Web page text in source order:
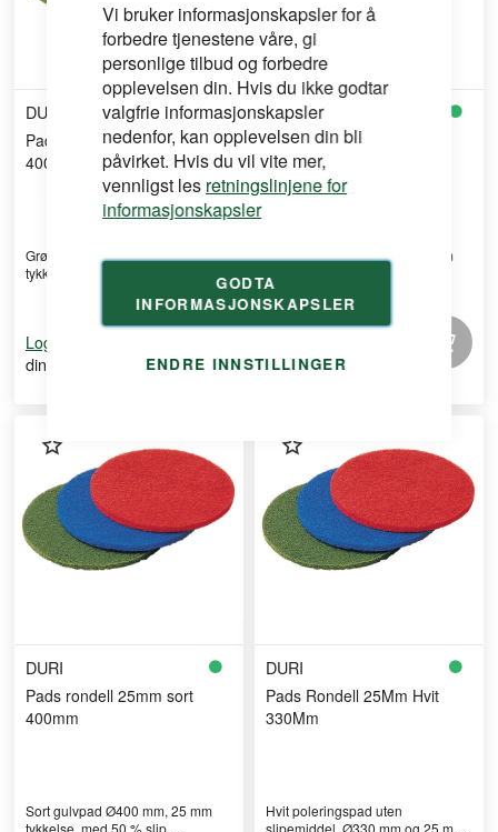
Vi bruker informasjonskapsler for å
forbedre tjenestene våre, gi
personlige tilbud og forbedre
opplevelsen din. Hvis du ikke godtar
valgfrie informasjonskapsler
nedenfor, kan opplevelsen din bli
påvirket. Hvis du vil vite mer,
vennligst les retningslinjene for
informasjonskapsler
GODTA
INFORMASJONSKAPSLER
ENDRE INNSTILLINGER
DURI
Pads rondell 25mm grønn
400mm
Grønn gulvpad Ø400 mm, 25 mm
tykkelse, med 35 % sli ...
Logg inn
din pris
DURI
Pads rondell 25mm rød
400mm
Rød gulvpad Ø400 mm, 25 mm
din pris
DURI
Pads rondell 25mm sort
400mm
Sort gulvpad Ø400 mm, 25 mm
tykkelse, med 50 % slip ...
DURI
Pads Rondell 25Mm Hvit
330Mm
Hvit poleringspad uten
slipemiddel, Ø330 mm og 25 m ...